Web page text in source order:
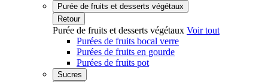
Purée de fruits et desserts végétaux
Retour
Purée de fruits et desserts végétaux Voir tout
Purées de fruits bocal verre
Purées de fruits en gourde
Purées de fruits pot
Sucres